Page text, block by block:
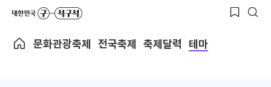
문화관광축제 전국축제 축제달력 테마